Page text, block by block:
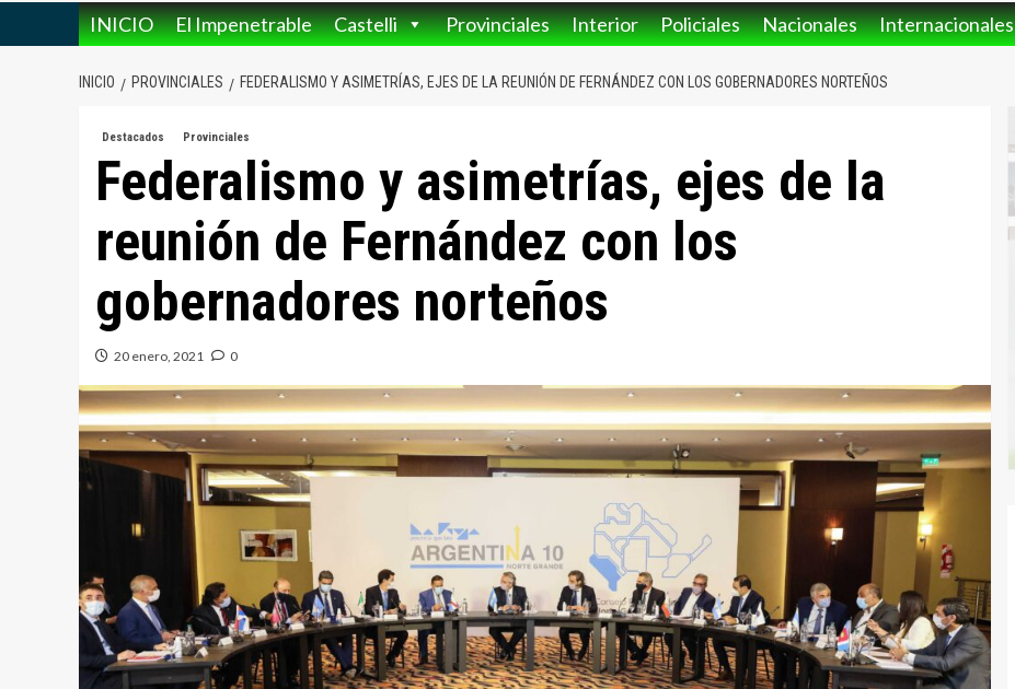
INICIO El Impenetrable Castelli Provinciales Interior Policiales Nacionales Internacionales
INICIO PROVINCIALES FEDERALISMO Y ASIMETRÍAS, EJES DE LA REUNIÓN DE FERNÁNDEZ CON LOS GOBERNADORES NORTEÑOS
Destacados Provinciales
Federalismo y asimetrías, ejes de la
reunión de Fernández con los
gobernadores norteños
20 enero, 2021 0